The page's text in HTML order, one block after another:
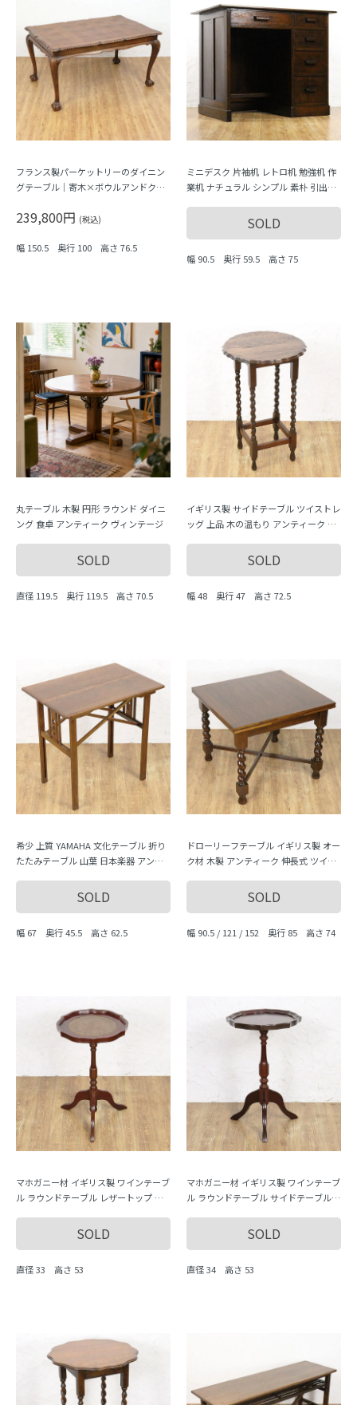
フランス製パーケットリーのダイニン
グテーブル｜寄木×ボウルアンドクロ
239,800円 (税込)
幅 150.5 奥行 100 高さ 76.5
ミニデスク 片袖机 レトロ机 勉強机 作
業机 ナチュラル シンプル 素朴 引出し
SOLD
幅 90.5 奥行 59.5 高さ 75
丸テーブル 木製 円形 ラウンド ダイニ
ング 食卓 アンティーク ヴィンテージ
SOLD
直径 119.5 奥行 119.5 高さ 70.5
イギリス製 サイドテーブル ツイストレ
ッグ 上品 木の温もり アンティーク イ
SOLD
幅 48 奥行 47 高さ 72.5
希少 上質 YAMAHA 文化テーブル 折り
たたみテーブル 山葉 日本楽器 アンテ
SOLD
幅 67 奥行 45.5 高さ 62.5
ドローリーフテーブル イギリス製 オー
ク材 木製 アンティーク 伸長式 ツイス
SOLD
幅 90.5 / 121 / 152 奥行 85 高さ 74
マホガニー材 イギリス製 ワインテーブ
ル ラウンドテーブル レザートップ サ
国 アンティークSOLD
直径 33 高さ 53
マホガニー材 イギリス製 ワインテーブ
ル ラウンドテーブル サイドテーブル
SOLD
直径 34 高さ 53